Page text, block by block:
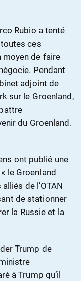
Rubio a tenté
ces
moyen de faire
Pendant
adjoint de
sur le Groenland,
du Groenland.
ont publié une
le Groenland
de l’OTAN
de stationner
la Russie et la
Trump de
à Trump qu’il